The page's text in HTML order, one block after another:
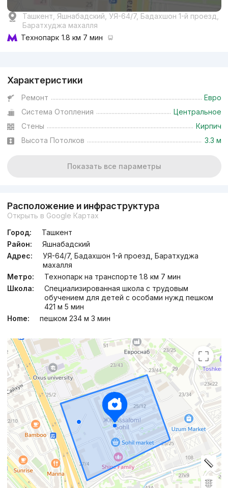
Ташкент, Яшнабадский, УЯ-64/7, Бадахшон 1-й проезд,
Баратхуджа махалля
Технопарк 1.8 км 7 мин
Характеристики
Ремонт
Евро
Система Отопления
Центральное
Стены
Кирпич
Высота Потолков
3.3 м
Показать все параметры
Расположение и инфраструктура
Открыть в Google Картах
Город:
Ташкент
Район:
Яшнабадский
Адрес:
УЯ-64/7, Бадахшон 1-й проезд, Баратхуджа
махалля
Метро:
Технопарк на транспорте 1.8 км 7 мин
Школа:
Специализированная школа с трудовым
обучением для детей с особами нужд пешком
421 м 5 мин
Home:
пешком 234 м 3 мин